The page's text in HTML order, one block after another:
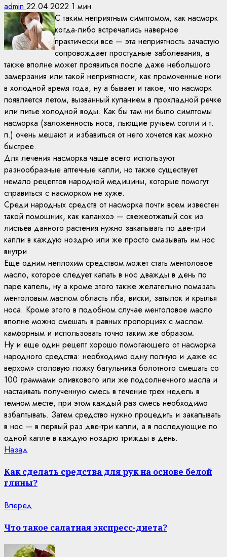
admin 22.04.2022 1 мин
С таким неприятным симптомом, как насморк
когда-либо встречались наверное
практически все — эта неприятность зачастую
сопровождает простудные заболевания, а
также вполне может проявиться после даже небольшого
замерзания или такой неприятности, как промоченные ноги
в холодной время года, ну а бывает и такое, что насморк
появляется летом, вызванный купанием в прохладной речке
или питье холодной воды. Как бы там ни было симптомы
насморка (заложенность носа, льющие ручьем сопли и т.
п.) очень мешают и избавиться от него хочется как можно
быстрее.
Для лечения насморка чаще всего используют
разнообразные аптечные капли, но также существует
немало рецептов народной медицины, которые помогут
справиться с насморком не хуже.
Среди народных средств от насморка почти всем известен
такой помощник, как каланхоэ — свежеотжатый сок из
листьев данного растения нужно закапывать по две-три
капли в каждую ноздрю или же просто смазывать им нос
внутри.
Еще одним неплохим средством может стать ментоловое
масло, которое следует капать в нос дважды в день по
паре капель, ну а кроме этого также желательно помазать
ментоловым маслом область лба, виски, затылок и крылья
носа. Кроме этого в подобном случае ментоловое масло
вполне можно смешать в равных пропорциях с маслом
камфорным и использовать точно таким же образом.
Ну и еще один рецепт хорошо помогающего от насморка
народного средства: необходимо одну полную и даже «с
верхом» столовую ложку багульника болотного смешать со
100 граммами оливкового или же подсолнечного масла и
настаивать полученную смесь в течение трех недель в
темном месте, при этом каждый раз смесь необходимо
взбалтывать. Затем средство нужно процедить и закапывать
в нос — в первый раз две-три капли, а в последующие по
одной капле в каждую ноздрю трижды в день.
Continue
Reading
Назад
Как сделать средства для рук на основе белой
глины?
Вперед
Что такое салатная экспресс-диета?